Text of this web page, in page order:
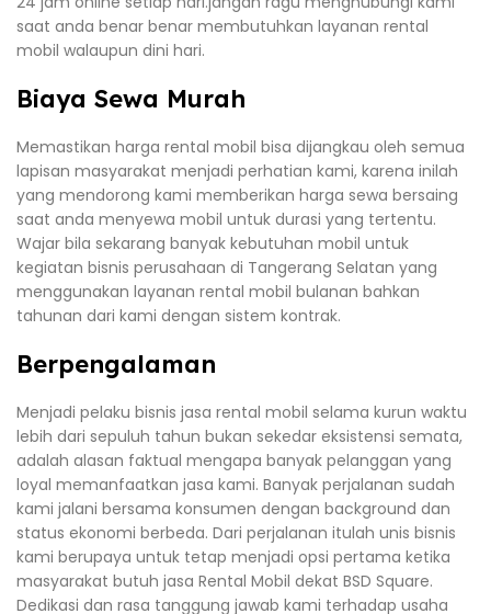
saat anda benar benar membutuhkan layanan rental
mobil walaupun dini hari.
Biaya Sewa Murah
Memastikan harga rental mobil bisa dijangkau oleh semua
lapisan masyarakat menjadi perhatian kami, karena inilah
yang mendorong kami memberikan harga sewa bersaing
saat anda menyewa mobil untuk durasi yang tertentu.
Wajar bila sekarang banyak kebutuhan mobil untuk
kegiatan bisnis perusahaan di Tangerang Selatan yang
menggunakan layanan rental mobil bulanan bahkan
tahunan dari kami dengan sistem kontrak.
Berpengalaman
Menjadi pelaku bisnis jasa rental mobil selama kurun waktu
lebih dari sepuluh tahun bukan sekedar eksistensi semata,
adalah alasan faktual mengapa banyak pelanggan yang
loyal memanfaatkan jasa kami. Banyak perjalanan sudah
kami jalani bersama konsumen dengan background dan
status ekonomi berbeda. Dari perjalanan itulah unis bisnis
kami berupaya untuk tetap menjadi opsi pertama ketika
masyarakat butuh jasa Rental Mobil dekat BSD Square.
Dedikasi dan rasa tanggung jawab kami terhadap usaha